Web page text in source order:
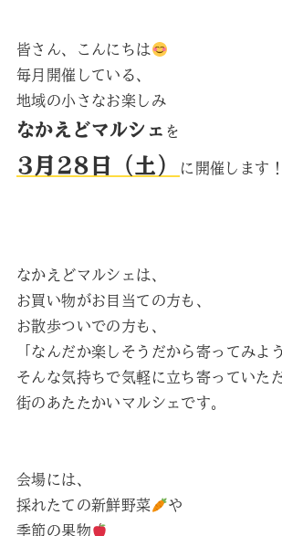
皆さん、こんにちは
毎月開催している、
地域の小さなお楽しみ
なかえどマルシェ を
3月28日（土） に開催します！
なかえどマルシェは、
お買い物がお目当ての方も、
お散歩ついでの方も、
「なんだか楽しそうだから寄ってみよう
そんな気持ちで気軽に立ち寄っていた
街のあたたかいマルシェです。
会場には、
採れたての新鮮野菜
や
季節の果物